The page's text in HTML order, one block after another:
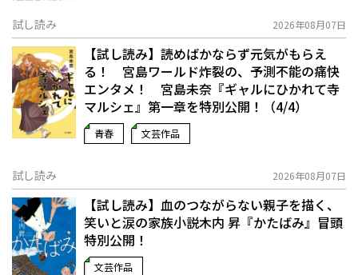
試し読み 2026年08月07日
【試し読み】読めばかならず元気がもらえ
る！ 宮島ワールド炸裂の、予測不能の痛快
エンタメ！ 宮島未奈『ギャルにひかれて寺
マルシェ』第一章を特別公開！（4/4）
青春 文芸作品
試し読み 2026年08月07日
【試し読み】血のつながらない親子を描く、
笑いと涙の家族小説――木内 昇『かたばみ』冒頭
特別公開！
文芸作品